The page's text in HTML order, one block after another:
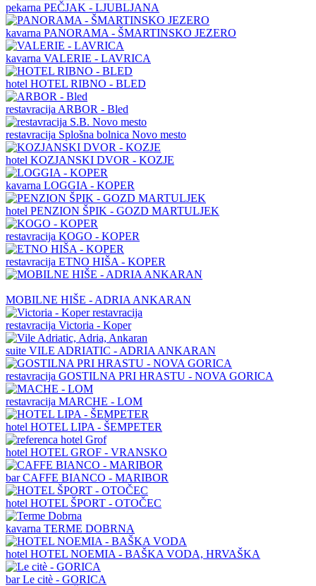
pekarna PEČJAK - LJUBLJANA
kavarna PANORAMA - ŠMARTINSKO JEZERO
kavarna VALERIE - LAVRICA
hotel HOTEL RIBNO - BLED
restavracija ARBOR - Bled
restavracija Splošna bolnica Novo mesto
hotel KOZJANSKI DVOR - KOZJE
kavarna LOGGIA - KOPER
hotel PENZION ŠPIK - GOZD MARTULJEK
restavracija KOGO - KOPER
restavracija ETNO HIŠA - KOPER
MOBILNE HIŠE - ADRIA ANKARAN
restavracija Victoria - Koper
suite VILE ADRIATIC - ADRIA ANKARAN
restavracija GOSTILNA PRI HRASTU - NOVA GORICA
restavracija MARCHE - LOM
hotel HOTEL LIPA - ŠEMPETER
hotel HOTEL GROF - VRANSKO
barCAFFE BIANCO - MARIBOR
hotel HOTEL ŠPORT - OTOČEC
kavarna TERME DOBRNA
hotel HOTEL NOEMIA - BAŠKA VODA, HRVAŠKA
barLe citè - GORICA